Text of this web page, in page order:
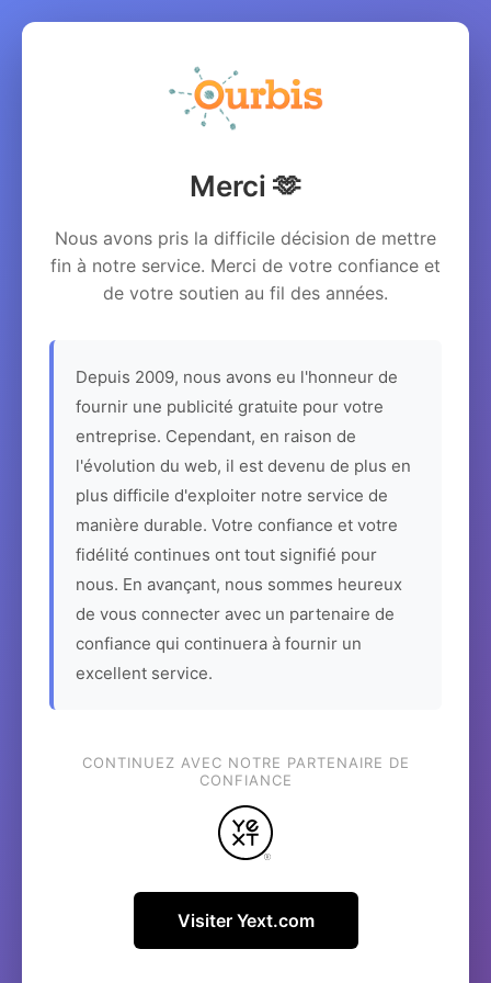
Merci 🫶
Nous avons pris la difficile décision de mettre
fin à notre service. Merci de votre confiance et
de votre soutien au fil des années.
Depuis 2009, nous avons eu l'honneur de
fournir une publicité gratuite pour votre
entreprise. Cependant, en raison de
l'évolution du web, il est devenu de plus en
plus difficile d'exploiter notre service de
manière durable. Votre confiance et votre
fidélité continues ont tout signifié pour
nous. En avançant, nous sommes heureux
de vous connecter avec un partenaire de
confiance qui continuera à fournir un
excellent service.
CONTINUEZ AVEC NOTRE PARTENAIRE DE
CONFIANCE
Visiter Yext.com